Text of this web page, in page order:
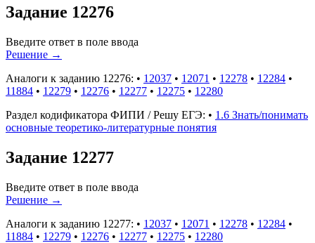
Задание 12276
Введите ответ в поле ввода
Решение →
Аналоги к заданию 12276: • 12037 • 12071 • 12278 • 12284 •
11884 • 12279 • 12276 • 12277 • 12275 • 12280
Раздел кодификатора ФИПИ / Решу ЕГЭ: • 1.6 Знать/понимать
основные теоретико-литературные понятия
Задание 12277
Введите ответ в поле ввода
Решение →
Аналоги к заданию 12277: • 12037 • 12071 • 12278 • 12284 •
11884 • 12279 • 12276 • 12277 • 12275 • 12280